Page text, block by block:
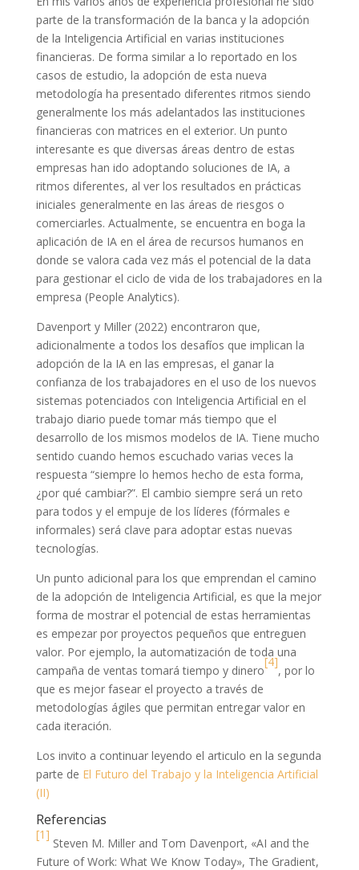
parte de la transformación de la banca y la adopción
de la Inteligencia Artificial en varias instituciones
financieras. De forma similar a lo reportado en los
casos de estudio, la adopción de esta nueva
metodología ha presentado diferentes ritmos siendo
generalmente los más adelantados las instituciones
financieras con matrices en el exterior. Un punto
interesante es que diversas áreas dentro de estas
empresas han ido adoptando soluciones de IA, a
ritmos diferentes, al ver los resultados en prácticas
iniciales generalmente en las áreas de riesgos o
comerciarles. Actualmente, se encuentra en boga la
aplicación de IA en el área de recursos humanos en
donde se valora cada vez más el potencial de la data
para gestionar el ciclo de vida de los trabajadores en la
empresa (People Analytics).
Davenport y Miller (2022) encontraron que,
adicionalmente a todos los desafíos que implican la
adopción de la IA en las empresas, el ganar la
confianza de los trabajadores en el uso de los nuevos
sistemas potenciados con Inteligencia Artificial en el
trabajo diario puede tomar más tiempo que el
desarrollo de los mismos modelos de IA. Tiene mucho
sentido cuando hemos escuchado varias veces la
respuesta “siempre lo hemos hecho de esta forma,
¿por qué cambiar?”. El cambio siempre será un reto
para todos y el empuje de los líderes (fórmales e
informales) será clave para adoptar estas nuevas
tecnologías.
Un punto adicional para los que emprendan el camino
de la adopción de Inteligencia Artificial, es que la mejor
forma de mostrar el potencial de estas herramientas
es empezar por proyectos pequeños que entreguen
valor. Por ejemplo, la automatización de toda una
campaña de ventas tomará tiempo y dinero
[4]
, por lo
que es mejor fasear el proyecto a través de
metodologías ágiles que permitan entregar valor en
cada iteración.
Los invito a continuar leyendo el articulo en la segunda
parte de El Futuro del Trabajo y la Inteligencia Artificial
(II)
Referencias
[1]
Steven M. Miller and Tom Davenport, «AI and the
Future of Work: What We Know Today», The Gradient,